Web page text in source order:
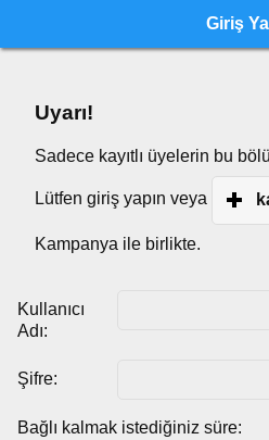
Giriş
Uyarı!
Sadece kayıtlı üyelerin bu
Lütfen giriş yapın veya
Kampanya ile birlikte.
Kullanıcı
Adı:
Şifre:
Bağlı kalmak istediğiniz süre: